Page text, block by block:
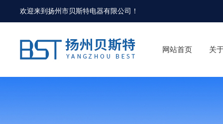
欢迎来到扬州市贝斯特电器有限公司 ！
网站首页 关